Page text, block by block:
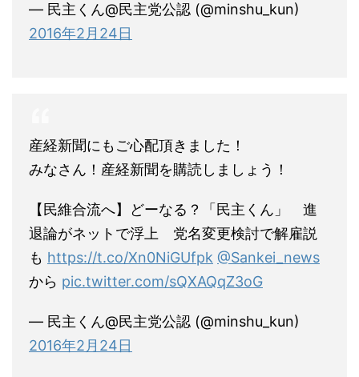
— 民主くん@民主党公認 (@minshu_kun)
2016年2月24日
産経新聞にもご心配頂きました！
みなさん！産経新聞を購読しましょう！
【民維合流へ】どーなる？「民主くん」 進
退論がネットで浮上 党名変更検討で解雇説
も https://t.co/Xn0NiGUfpk @Sankei_news
から pic.twitter.com/sQXAQqZ3oG
— 民主くん@民主党公認 (@minshu_kun)
2016年2月24日